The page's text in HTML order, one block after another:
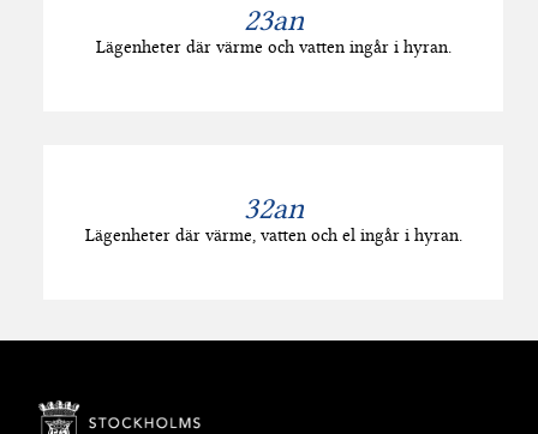
23an
Lägenheter där värme och vatten ingår i hyran.
32an
Lägenheter där värme, vatten och el ingår i hyran.